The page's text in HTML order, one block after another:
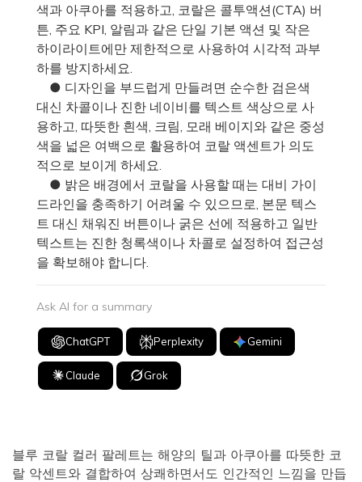
색과 아쿠아를 적용하고, 코랄은 콜투액션(CTA) 버
튼, 주요 KPI, 알림과 같은 단일 기본 액션 및 작은
하이라이트에만 제한적으로 사용하여 시각적 과부
하를 방지하세요.
● 디자인을 부드럽게 만들려면 순수한 검은색
대신 차콜이나 진한 네이비를 텍스트 색상으로 사
용하고, 따뜻한 흰색, 크림, 모래 베이지와 같은 중성
색을 넓은 여백으로 활용하여 코랄 액센트가 의도
적으로 보이게 하세요.
● 밝은 배경에서 코랄을 사용할 때는 대비 가이
드라인을 충족하기 어려울 수 있으므로, 본문 텍스
트 대신 채워진 버튼이나 굵은 선에 적용하고 일반
텍스트는 진한 청록색이나 차콜로 설정하여 접근성
을 확보해야 합니다.
Ask AI for a summary
ChatGPT Perplexity Gemini
Claude Grok
블루 코랄 컬러 팔레트는 해양의 틸과 아쿠아를 따뜻한 코
랄 악센트와 결합하여 상쾌하면서도 인간적인 느낌을 만듭